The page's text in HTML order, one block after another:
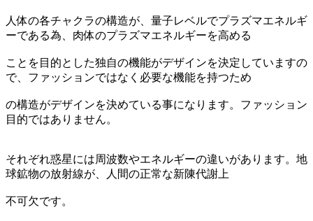
人体の各チャクラの構造が、量子レベルでプラズマエネルギ
ーである為、肉体のプラズマエネルギーを高める
ことを目的とした独自の機能がデザインを決定していますの
で、ファッションではなく必要な機能を持つため
の構造がデザインを決めている事になります。ファッション
目的ではありません。
それぞれ惑星には周波数やエネルギーの違いがあります。地
球鉱物の放射線が、人間の正常な新陳代謝上
不可欠です。